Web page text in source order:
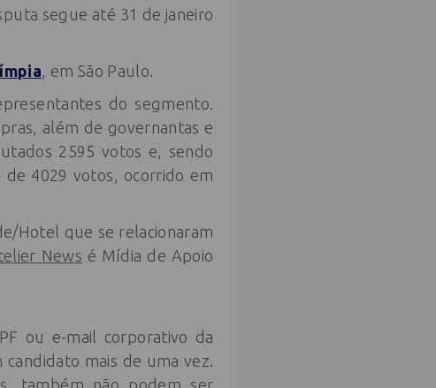
segue até 31 de janeiro
, em São Paulo.
do segmento.
além de governantas e
2595 votos e, sendo
4029 votos, ocorrido em
Hotel que se relacionaram
News é Mídia de Apoio
ou e-mail corporativo da
mais de uma vez.
também não podem ser